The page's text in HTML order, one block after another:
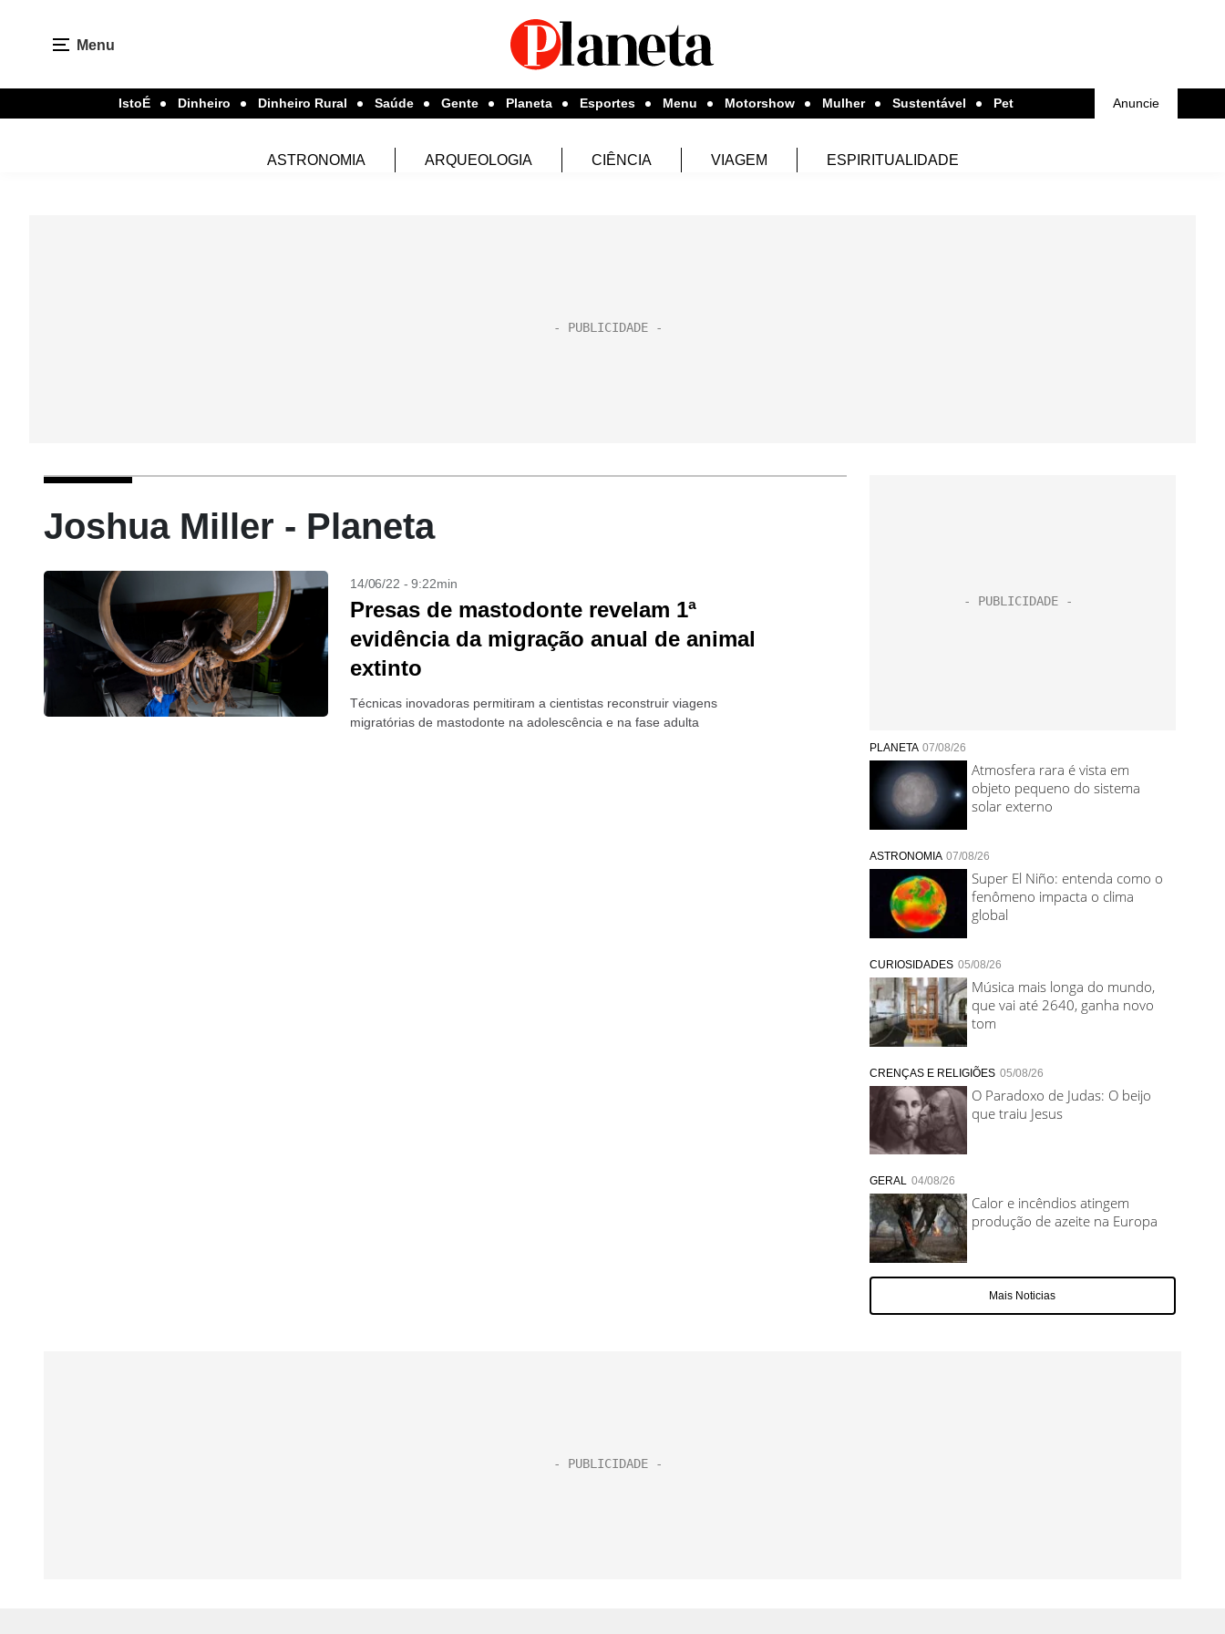
Menu
IstoÉ Dinheiro Dinheiro Rural Saúde Gente Planeta Esportes Menu Motorshow Mulher Sustentável Pet Anuncie
ASTRONOMIA ARQUEOLOGIA CIÊNCIA VIAGEM ESPIRITUALIDADE
Joshua Miller - Planeta
14/06/22 - 9:22min
Presas de mastodonte revelam 1ª
evidência da migração anual de animal
extinto
Técnicas inovadoras permitiram a cientistas reconstruir viagens
migratórias de mastodonte na adolescência e na fase adulta
PLANETA 07/08/26
Atmosfera rara é vista em
objeto pequeno do sistema
solar externo
ASTRONOMIA 07/08/26
Super El Niño: entenda como o
fenômeno impacta o clima
global
CURIOSIDADES 05/08/26
Música mais longa do mundo,
que vai até 2640, ganha novo
tom
CRENÇAS E RELIGIÕES 05/08/26
O Paradoxo de Judas: O beijo
que traiu Jesus
GERAL 04/08/26
Calor e incêndios atingem
produção de azeite na Europa
Mais Noticias